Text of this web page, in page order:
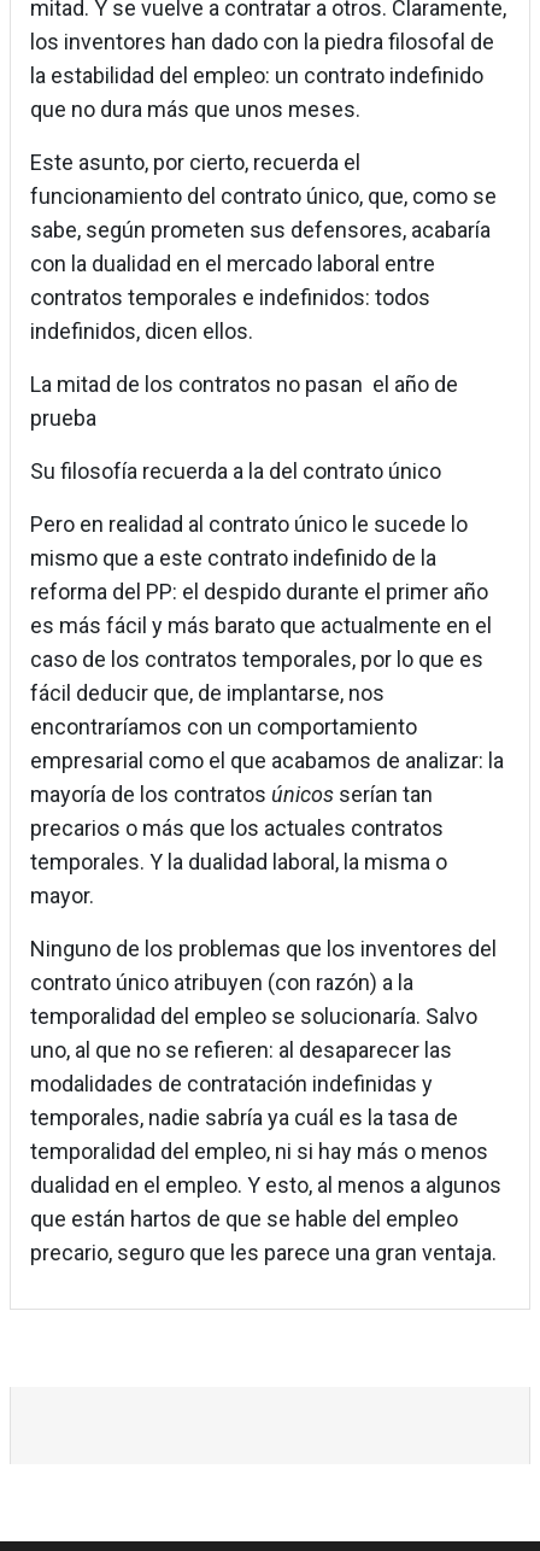
mitad. Y se vuelve a contratar a otros. Claramente,
los inventores han dado con la piedra filosofal de
la estabilidad del empleo: un contrato indefinido
que no dura más que unos meses.
Este asunto, por cierto, recuerda el
funcionamiento del contrato único, que, como se
sabe, según prometen sus defensores, acabaría
con la dualidad en el mercado laboral entre
contratos temporales e indefinidos: todos
indefinidos, dicen ellos.
La mitad de los contratos no pasan el año de
prueba
Su filosofía recuerda a la del contrato único
Pero en realidad al contrato único le sucede lo
mismo que a este contrato indefinido de la
reforma del PP: el despido durante el primer año
es más fácil y más barato que actualmente en el
caso de los contratos temporales, por lo que es
fácil deducir que, de implantarse, nos
encontraríamos con un comportamiento
empresarial como el que acabamos de analizar: la
mayoría de los contratos únicos serían tan
precarios o más que los actuales contratos
temporales. Y la dualidad laboral, la misma o
mayor.
Ninguno de los problemas que los inventores del
contrato único atribuyen (con razón) a la
temporalidad del empleo se solucionaría. Salvo
uno, al que no se refieren: al desaparecer las
modalidades de contratación indefinidas y
temporales, nadie sabría ya cuál es la tasa de
temporalidad del empleo, ni si hay más o menos
dualidad en el empleo. Y esto, al menos a algunos
que están hartos de que se hable del empleo
precario, seguro que les parece una gran ventaja.